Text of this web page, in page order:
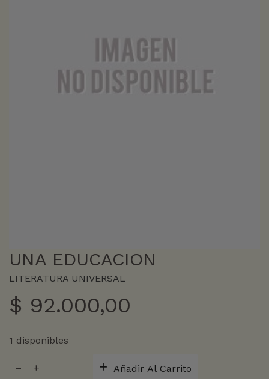
UNA EDUCACION
LITERATURA UNIVERSAL
$ 92.000,00
1 disponibles
EDUCACION
Añadir Al Carrito